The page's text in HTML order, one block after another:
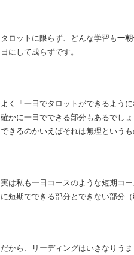
タロットに限らず、どんな学習も一
日にして成らずです。
よく「一日でタロットができるよう
確かに一日でできる部分もあるでし
できるのかいえばそれは無理という
実は私も一日コースのような短期コ
に短期でできる部分とできない部分（
だから、リーディングはいきなりう